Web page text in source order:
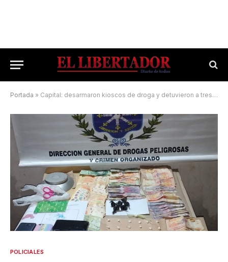
Portada » Capital: desarmaron kioscos de droga y detuvieron a tres mujeres
POLICIALES